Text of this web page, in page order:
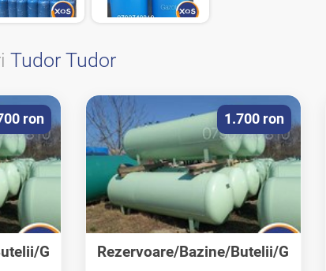
Tudor Tudor
G
ron
Rezervoare/Bazine/Butelii/G
1.700 ron